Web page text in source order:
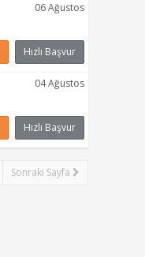
Hızlı Başvur
06 Ağustos
Hızlı Başvur
04 Ağustos
Sonraki Sayfa